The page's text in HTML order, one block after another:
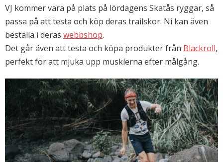
VJ kommer vara på plats på lördagens Skatås ryggar, så
passa på att testa och köp deras trailskor. Ni kan även
beställa i deras webbshop.
Det går även att testa och köpa produkter från Blackroll,
perfekt för att mjuka upp musklerna efter målgång.